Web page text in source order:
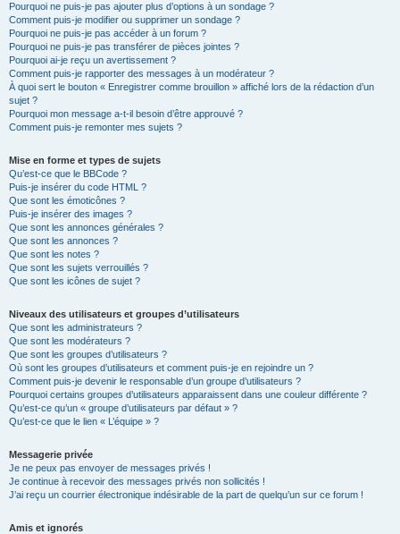
Pourquoi ne puis-je pas ajouter plus d’options à un sondage ?
Comment puis-je modifier ou supprimer un sondage ?
Pourquoi ne puis-je pas accéder à un forum ?
Pourquoi ne puis-je pas transférer de pièces jointes ?
Pourquoi ai-je reçu un avertissement ?
Comment puis-je rapporter des messages à un modérateur ?
À quoi sert le bouton « Enregistrer comme brouillon » affiché lors de la rédaction d’un
sujet ?
Pourquoi mon message a-t-il besoin d’être approuvé ?
Comment puis-je remonter mes sujets ?
Mise en forme et types de sujets
Qu’est-ce que le BBCode ?
Puis-je insérer du code HTML ?
Que sont les émoticônes ?
Puis-je insérer des images ?
Que sont les annonces générales ?
Que sont les annonces ?
Que sont les notes ?
Que sont les sujets verrouillés ?
Que sont les icônes de sujet ?
Niveaux des utilisateurs et groupes d’utilisateurs
Que sont les administrateurs ?
Que sont les modérateurs ?
Que sont les groupes d’utilisateurs ?
Où sont les groupes d’utilisateurs et comment puis-je en rejoindre un ?
Comment puis-je devenir le responsable d’un groupe d’utilisateurs ?
Pourquoi certains groupes d’utilisateurs apparaissent dans une couleur différente ?
Qu’est-ce qu’un « groupe d’utilisateurs par défaut » ?
Qu’est-ce que le lien « L’équipe » ?
Messagerie privée
Je ne peux pas envoyer de messages privés !
Je continue à recevoir des messages privés non sollicités !
J’ai reçu un courrier électronique indésirable de la part de quelqu’un sur ce forum !
Amis et ignorés